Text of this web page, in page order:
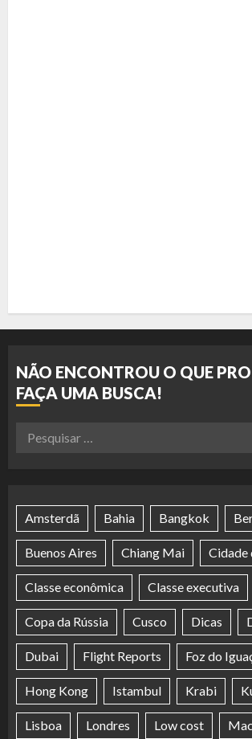
NÃO ENCONTROU O QUE
FAÇA UMA BUSCA!
Pesquisar
Amsterdã Bahia Bangkok
Buenos Aires Chiang Mai Cidade
Classe econômica Classe executiva
Copa da Rússia Cusco Dicas
Dubai Flight Reports Foz do
Hong Kong Istambul Krabi
Lisboa Londres Low cost